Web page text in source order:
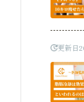
更新日